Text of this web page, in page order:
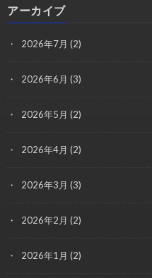
アーカイブ
2026年7月 (2)
2026年6月 (3)
2026年5月 (2)
2026年4月 (2)
2026年3月 (3)
2026年2月 (2)
2026年1月 (2)